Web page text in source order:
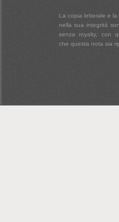
La copia letterale e
nella sua integrità
senza royalty, con
che questa nota sia